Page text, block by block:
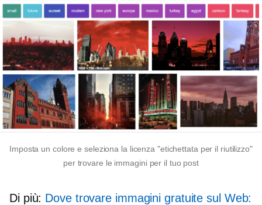
Imposta un colore e seleziona la licenza "etichettata per il riutilizzo"
per trovare le immagini per il tuo post
Di più: Dove trovare immagini gratuite sul Web: